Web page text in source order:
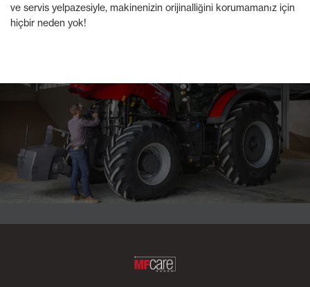
ve servis yelpazesiyle, makinenizin orijinalliğini korumamanız için
hiçbir neden yok!